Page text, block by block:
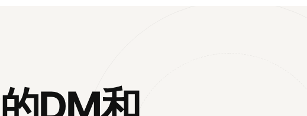
DM和